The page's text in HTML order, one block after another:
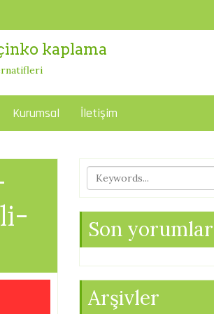
kaplama
Kurumsal İletişim
Son yorumlar
Arşivler